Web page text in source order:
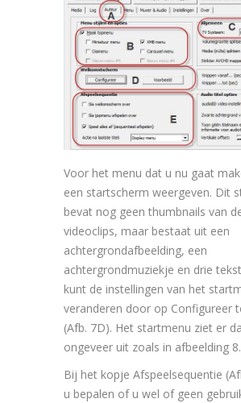
Voor het menu dat u nu gaat
een startscherm weergeven. Dit
bevat nog geen thumbnails van
videoclips, maar bestaat uit een
achtergrondafbeelding, een
achtergrondmuziekje en drie
kunt de instellingen van het
veranderen door op Configureer
(Afb. 7D). Het startmenu ziet er
ongeveer uit zoals in afbeelding 8.
Bij het kopje Afspeelsequentie
u bepalen of u wel of geen